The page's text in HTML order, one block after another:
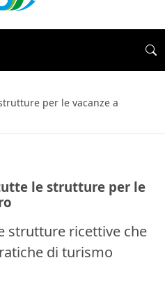
per le vacanze a
le strutture per le
strutture ricettive che
di turismo